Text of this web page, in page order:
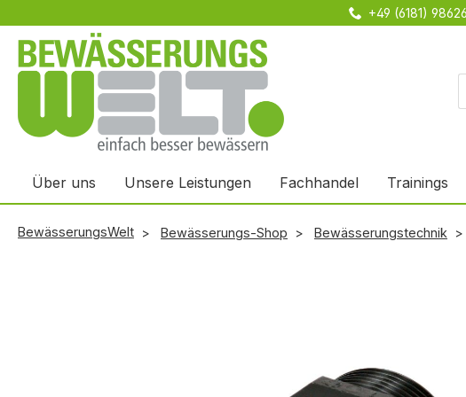
+49 (6181)
Über uns Unsere Leistungen Fachhandel Trainings
BewässerungsWelt Bewässerungs-Shop Bewässerungstechnik